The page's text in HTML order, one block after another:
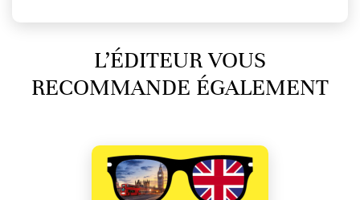
L’ÉDITEUR VOUS
RECOMMANDE ÉGALEMENT